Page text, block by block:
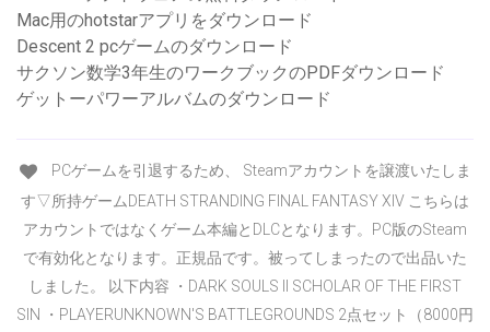
Mac用のhotstarアプリをダウンロード
Descent 2 pcゲームのダウンロード
サクソン数学3年生のワークブックのPDFダウンロード
ゲットーパワーアルバムのダウンロード
PCゲームを引退するため、 Steamアカウントを譲渡いたしま
す▽所持ゲームDEATH STRANDING FINAL FANTASY XIV こちらは
アカウントではなくゲーム本編とDLCとなります。PC版のSteam
で有効化となります。正規品です。被ってしまったので出品いた
しました。 以下内容 ・DARK SOULS II SCHOLAR OF THE FIRST
SIN ・PLAYERUNKNOWN'S BATTLEGROUNDS 2点セット（8000円